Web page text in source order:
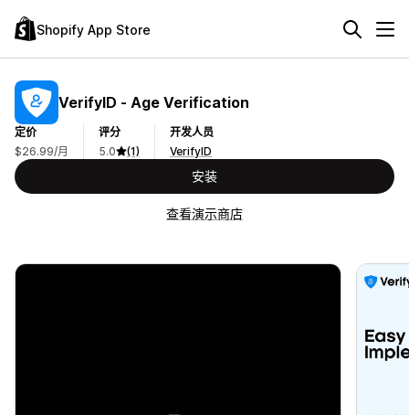
Shopify App Store
VerifyID ‑ Age Verification
定价
$26.99/月
评分
5.0
(1)
开发人员
VerifyID
安装
查看演示商店